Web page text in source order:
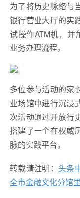
为了将历史脉络与
银行营业大厅的实
试操作ATM机，并
业务办理流程。
多位参与活动的家
业场馆中进行沉浸
次活动通过开放行
搭建了一个在权威
脉的实践平台。
转载请注明： 头条
全市金融文化分馆